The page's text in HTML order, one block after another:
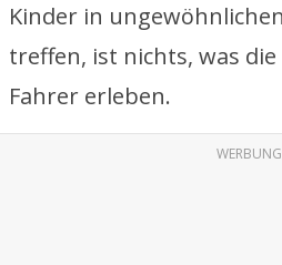
Kinder in
treffen, ist nichts, was
Fahrer erleben.
WERBUNG